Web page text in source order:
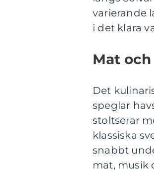
varierande
i det klara
Mat
Det
speglar
stoltserar
klassiska
snabbt
mat, musik